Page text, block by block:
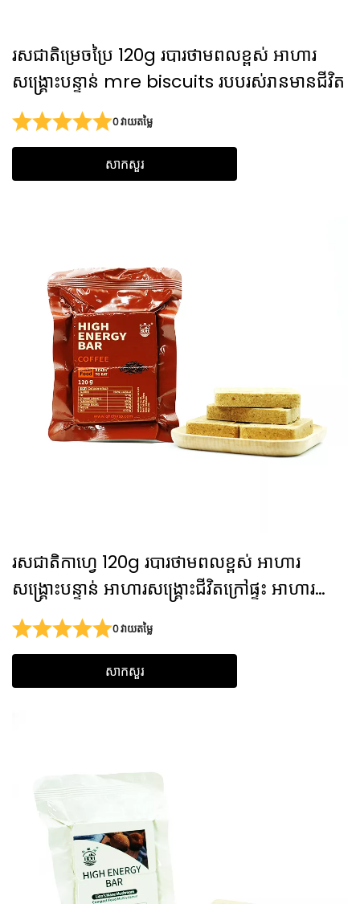
រសជាតិម្រេចប្រៃ 120g របារថាមពលខ្ពស់ អាហារ
សង្គ្រោះបន្ទាន់ mre biscuits របបរស់រានមានជីវិត
0 វាយតម្លៃ
សាកសួរ
រសជាតិកាហ្វេ 120g របារថាមពលខ្ពស់ អាហារ
សង្គ្រោះបន្ទាន់ អាហារសង្គ្រោះជីវិតក្រៅផ្ទះ អាហារ
សង្គ្រោះបន្ទាន់សម្រាប់ការបោះជំរុំ
0 វាយតម្លៃ
សាកសួរ